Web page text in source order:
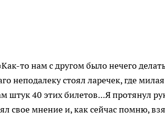
то нам с другом было нечего
неподалеку стоял ларечек, где
штук 40 этих билетов...Я протянул
свое мнение и, как сейчас помню,